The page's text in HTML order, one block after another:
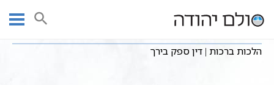
עמוד ראשי שיעורי וידאו
הלכות ברכות | דין ספק בירך
הלכות ברכות | דין ספק בירך